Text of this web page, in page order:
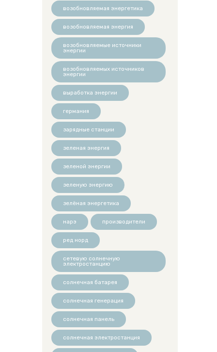
возобновляемая энергетика
возобновляемая энергия
возобновляемые источники
энергии
возобновляемых источников
энергии
выработка энергии
германия
зарядные станции
зеленая энергия
зеленой энергии
зеленую энергию
зелёная энергетика
нарэ производители
ред норд
сетевую солнечную
электростанцию
солнечная батарея
солнечная генерация
солнечная панель
солнечная электростанция